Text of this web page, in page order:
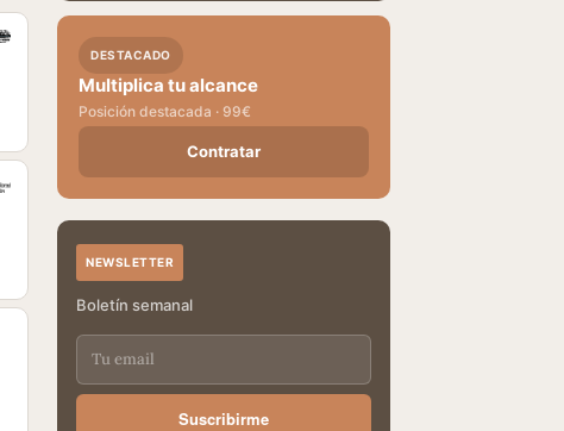
DESTACADO
Multiplica tu alcance
Posición destacada · 99€
Contratar
NEWSLETTER
Boletín semanal
Suscribirme